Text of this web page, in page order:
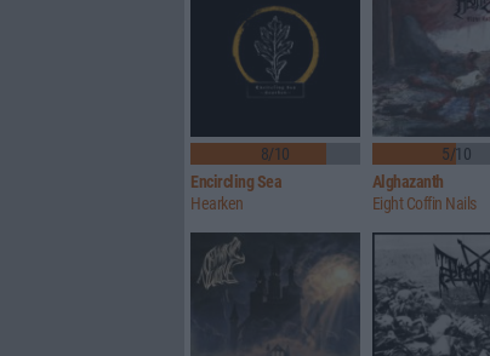
8/10
Encircling Sea
Hearken
5/10
Alghazanth
Eight Coffin Nails